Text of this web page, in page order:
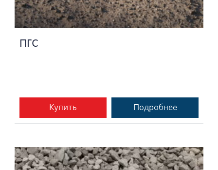
ПГС
Купить Подробнее